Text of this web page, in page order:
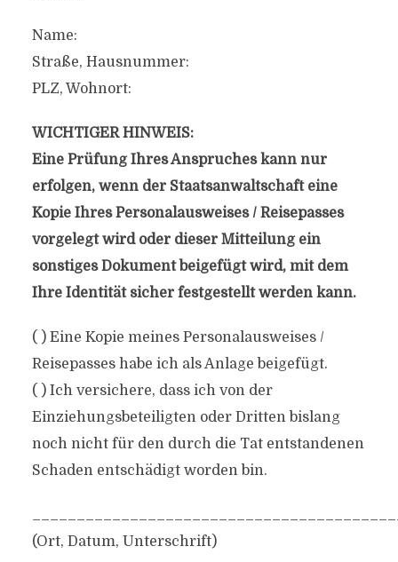
Name:
Straße, Hausnummer:
PLZ, Wohnort:
WICHTIGER HINWEIS:
Eine Prüfung Ihres Anspruches kann nur
erfolgen, wenn der Staatsanwaltschaft eine
Kopie Ihres Personalausweises / Reisepasses
vorgelegt wird oder dieser Mitteilung ein
sonstiges Dokument beigefügt wird, mit dem
Ihre Identität sicher festgestellt werden kann.
( ) Eine Kopie meines Personalausweises /
Reisepasses habe ich als Anlage beigefügt.
( ) Ich versichere, dass ich von der
Einziehungsbeteiligten oder Dritten bislang
noch nicht für den durch die Tat entstandenen
Schaden entschädigt worden bin.
(Ort, Datum, Unterschrift)